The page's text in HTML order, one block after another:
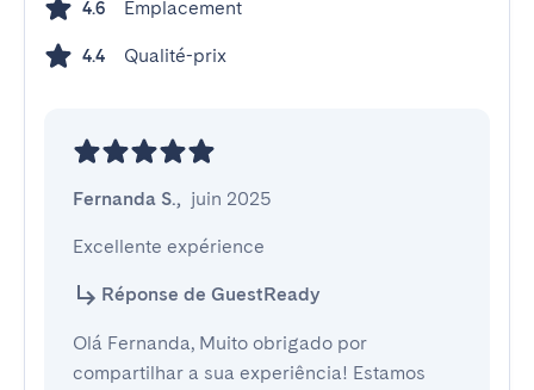
4.6 Emplacement
4.4 Qualité-prix
Fernanda S., juin 2025
Excellente expérience
Réponse de GuestReady
Olá Fernanda, Muito obrigado por
compartilhar a sua experiência! Estamos